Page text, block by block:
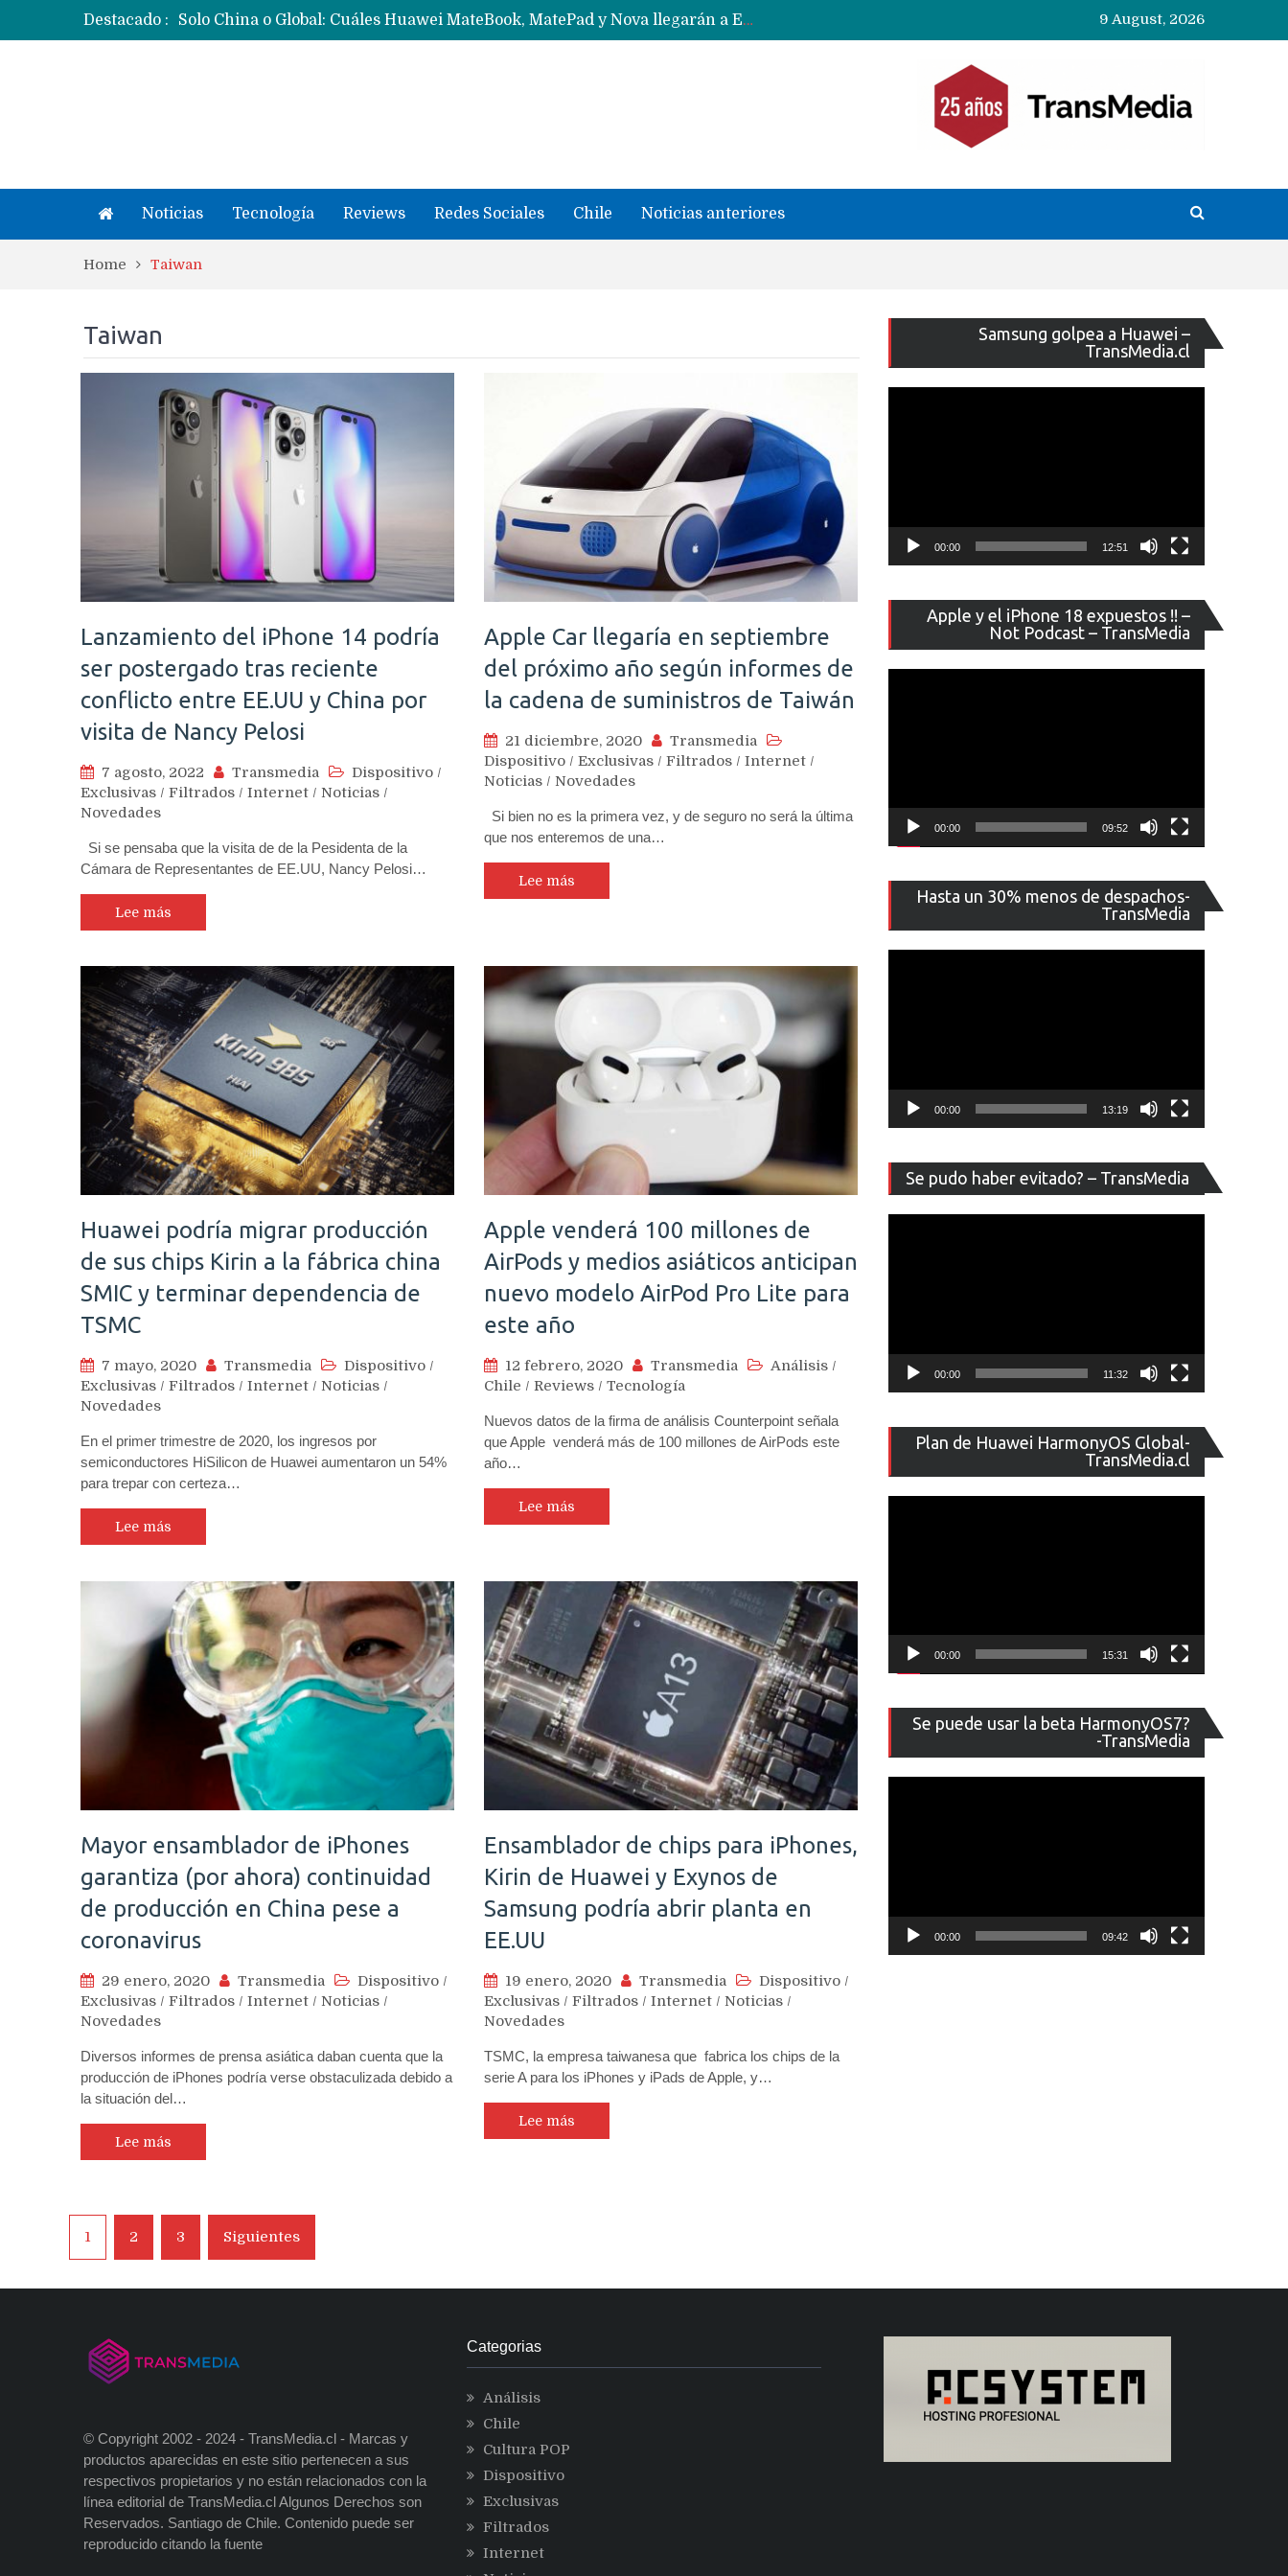
Destacado : 9 August, 2026
Noticias Tecnología Reviews Redes Sociales Chile Noticias anteriores
Home Taiwan
Taiwan
Lanzamiento del iPhone 14 podría
ser postergado tras reciente
conflicto entre EE.UU y China por
visita de Nancy Pelosi
7 agosto, 2022 Transmedia Dispositivo /
Exclusivas / Filtrados / Internet / Noticias /
Novedades
Si se pensaba que la visita de de la Pesidenta de la
Cámara de Representantes de EE.UU, Nancy Pelosi…
Lee más
Apple Car llegaría en septiembre
del próximo año según informes de
la cadena de suministros de Taiwán
21 diciembre, 2020
Transmedia
Dispositivo / Exclusivas / Filtrados / Internet /
Noticias / Novedades
Si bien no es la primera vez, y de seguro no será la última
que nos enteremos de una…
Lee más
Huawei podría migrar producción
de sus chips Kirin a la fábrica china
SMIC y terminar dependencia de
TSMC
7 mayo, 2020 Transmedia Dispositivo /
Exclusivas / Filtrados / Internet / Noticias /
Novedades
En el primer trimestre de 2020, los ingresos por
semiconductores HiSilicon de Huawei aumentaron un 54%
para trepar con certeza…
Lee más
Apple venderá 100 millones de
AirPods y medios asiáticos anticipan
nuevo modelo AirPod Pro Lite para
este año
12 febrero, 2020 Transmedia Análisis /
Chile / Reviews / Tecnología
Nuevos datos de la firma de análisis Counterpoint señala
que Apple venderá más de 100 millones de AirPods este
año…
Lee más
Mayor ensamblador de iPhones
garantiza (por ahora) continuidad
de producción en China pese a
coronavirus
29 enero, 2020 Transmedia Dispositivo /
Exclusivas / Filtrados / Internet / Noticias /
Novedades
Diversos informes de prensa asiática daban cuenta que la
producción de iPhones podría verse obstaculizada debido a
la situación del…
Lee más
Ensamblador de chips para iPhones,
Kirin de Huawei y Exynos de
Samsung podría abrir planta en
EE.UU
19 enero, 2020 Transmedia Dispositivo /
Exclusivas / Filtrados / Internet / Noticias /
Novedades
TSMC, la empresa taiwanesa que fabrica los chips de la
serie A para los iPhones y iPads de Apple, y…
Lee más
Navegación
de
entradas
1 2 3 Siguientes
Samsung golpea a Huawei –
TransMedia.cl
de
vídeo
00:00 12:51
Apple y el iPhone 18 expuestos !! –
Not Podcast – TransMedia
de
vídeo
00:00 09:52
Hasta un 30% menos de despachos-
TransMedia
de
vídeo
00:00 13:19
Se pudo haber evitado? – TransMedia
de
vídeo
00:00 11:32
Plan de Huawei HarmonyOS Global-
TransMedia.cl
de
vídeo
00:00 15:31
Se puede usar la beta HarmonyOS7?
-TransMedia
de
vídeo
00:00 09:42
© Copyright 2002 - 2024 - TransMedia.cl - Marcas y
productos aparecidas en este sitio pertenecen a sus
respectivos propietarios y no están relacionados con la
línea editorial de TransMedia.cl Algunos Derechos son
Reservados. Santiago de Chile. Contenido puede ser
reproducido citando la fuente
Categorias
Análisis
Chile
Cultura POP
Dispositivo
Exclusivas
Filtrados
Internet